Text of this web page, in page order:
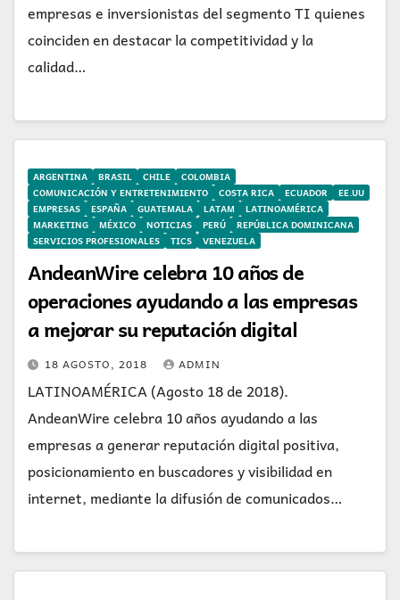
empresas e inversionistas del segmento TI quienes
coinciden en destacar la competitividad y la
calidad…
ARGENTINA BRASIL CHILE
COLOMBIA
COMUNICACIÓN Y ENTRETENIMIENTO
COSTA RICA ECUADOR
EE.UU
EMPRESAS
ESPAÑA GUATEMALA LATAM
LATINOAMÉRICA
MARKETING
MÉXICO NOTICIAS PERÚ
REPÚBLICA DOMINICANA
SERVICIOS PROFESIONALES
TICS VENEZUELA
AndeanWire celebra 10 años de
operaciones ayudando a las empresas
a mejorar su reputación digital
18 AGOSTO, 2018 ADMIN
LATINOAMÉRICA (Agosto 18 de 2018).
AndeanWire celebra 10 años ayudando a las
empresas a generar reputación digital positiva,
posicionamiento en buscadores y visibilidad en
internet, mediante la difusión de comunicados…